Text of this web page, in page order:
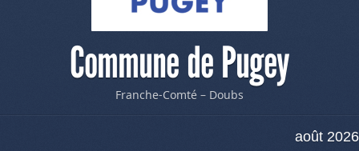
Commune de Pugey
Franche-Comté – Doubs
août 2026